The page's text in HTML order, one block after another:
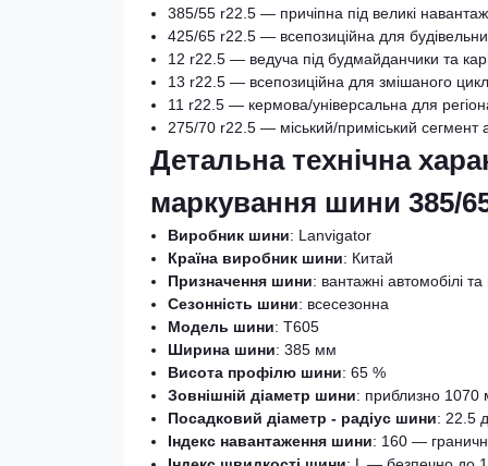
385/55 r22.5 — причіпна під великі
425/65 r22.5 — всепозиційна для
12 r22.5 — ведуча під будмайданчики та
13 r22.5 — всепозиційна для змішаного
11 r22.5 — кермова/універсальна для
275/70 r22.5 — міський/приміський сегмент
Детальна технічна
маркування шини 385/
Виробник шини: Lanvigator
Країна виробник шини: Китай
Призначення шини: вантажні автомобілі
Сезонність шини: всесезонна
Модель шини: T605
Ширина шини: 385 мм
Висота профілю шини: 65 %
Зовнішній діаметр шини: приблизно 1070
Посадковий діаметр - радіус шини: 22.5
Індекс навантаження шини: 160 —